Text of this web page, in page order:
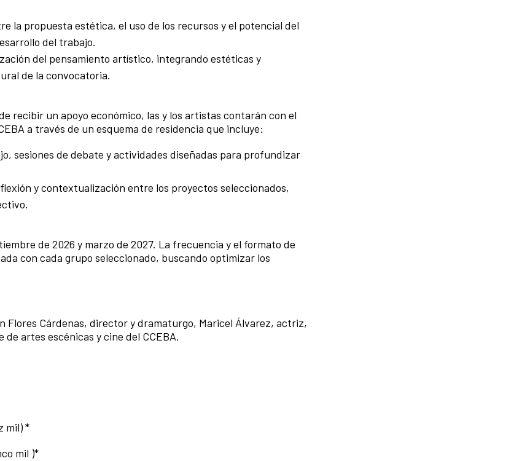
la propuesta estética, el uso de los recursos y el potencial del
del trabajo.
del pensamiento artístico, integrando estéticas y
de la convocatoria.
recibir un apoyo económico, las y los artistas contarán con el
a través de un esquema de residencia que incluye:
sesiones de debate y actividades diseñadas para profundizar
y contextualización entre los proyectos seleccionados,
de 2026 y marzo de 2027. La frecuencia y el formato de
con cada grupo seleccionado, buscando optimizar los
Flores Cárdenas, director y dramaturgo, Maricel Álvarez, actriz,
artes escénicas y cine del CCEBA.
mil) *
mil )*